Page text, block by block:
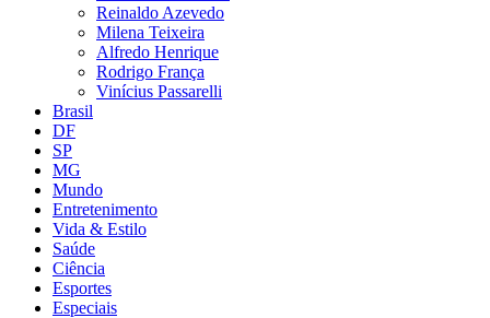
Reinaldo Azevedo
Milena Teixeira
Alfredo Henrique
Rodrigo França
Vinícius Passarelli
Brasil
DF
SP
MG
Mundo
Entretenimento
Vida & Estilo
Saúde
Ciência
Esportes
Especiais